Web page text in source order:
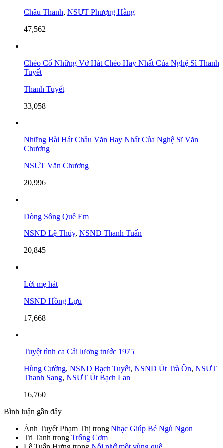
Châu Thanh, NSƯT Phượng Hằng
47,562
Chèo Cổ Những Vở Hát Chèo Hay Nhất Của Nghệ Sĩ Thanh
Tuyết
Thanh Tuyết
33,058
Những Bài Hát Chầu Văn Hay Nhất Của Nghệ Sĩ Văn
Chương
NSƯT Văn Chương
20,996
Dòng Sông Quê Em
NSND Lệ Thủy, NSND Thanh Tuấn
20,845
Lời mẹ hát
NSND Hồng Lựu
17,668
Tuyệt tình ca Cải lương trước 1975
Hùng Cường, NSND Bạch Tuyết, NSND Út Trà Ôn, NSƯT
Thanh Sang, NSƯT Út Bạch Lan
16,760
Bình luận gần đây
Ánh Tuyết Phạm Thị trong Nhạc Giúp Bé Ngủ Ngon
Tri Tanh trong Trống Cơm
Lê Tuấn Hưng trong Nỗi nhớ một vùng quê